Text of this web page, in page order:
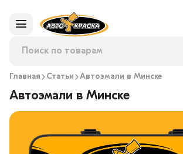
Главная Статьи Автоэмали в Минске
Автоэмали в Минске